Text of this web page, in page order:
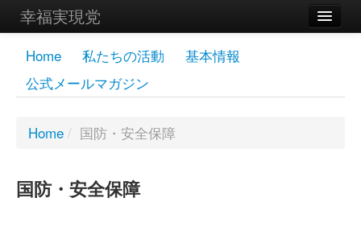
幸福実現党
メンバーズページ
党員
幸福の科学グループ
Home 私たちの活動
基本情報
公式メールマガジン
Home / 国防・安全保障
国防・安全保障